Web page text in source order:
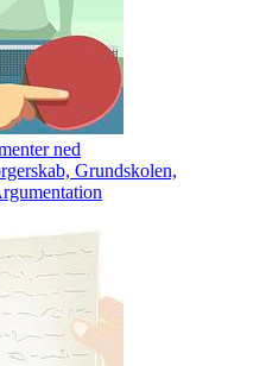
ned
Grundskolen,